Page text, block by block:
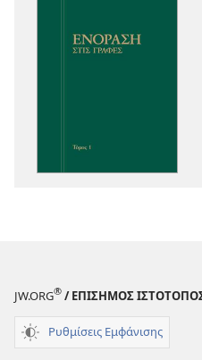
JW.ORG® / ΕΠΙΣΗΜΟΣ
Ρυθμίσεις Εμφάνισης